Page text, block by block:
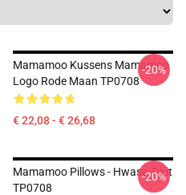
Mamamoo Kussens Mamamoo
Logo Rode Maan TP0708
€ 22,08 - € 26,68
-20%
Mamamoo Pillows - Hwasa Twit
TP0708
-20%